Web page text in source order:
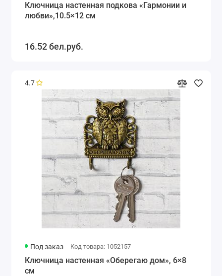
Ключница настенная подкова «Гармонии и
любви»,10.5×12 см
16.52 бел.руб.
4.7
Под заказ Код товара: 1052157
Ключница настенная «Оберегаю дом», 6×8
см